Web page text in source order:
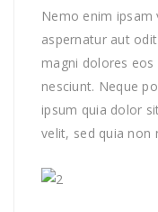
Nemo enim
aspernatur aut
magni dolores
nesciunt. Neque
ipsum quia dolor
velit, sed quia non